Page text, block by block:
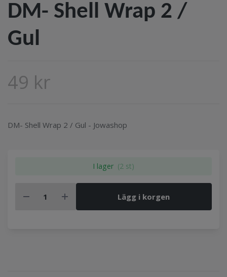
DM- Shell Wrap 2 /
Gul
49 kr
DM- Shell Wrap 2 / Gul - Jowashop
I lager (2 st)
Lägg i korgen